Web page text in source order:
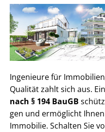
Ingenieure für
Qualität zahlt sich aus. Ein
nach § 194 BauGB
gen und ermöglicht
Immobilie. Schalten Sie